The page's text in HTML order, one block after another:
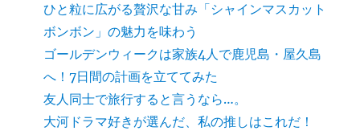
ひと粒に広がる贅沢な甘み「シャインマスカット
ボンボン」の魅力を味わう
ゴールデンウィークは家族4人で鹿児島・屋久島
へ！7日間の計画を立ててみた
友人同士で旅行すると言うなら…。
大河ドラマ好きが選んだ、私の推しはこれだ！